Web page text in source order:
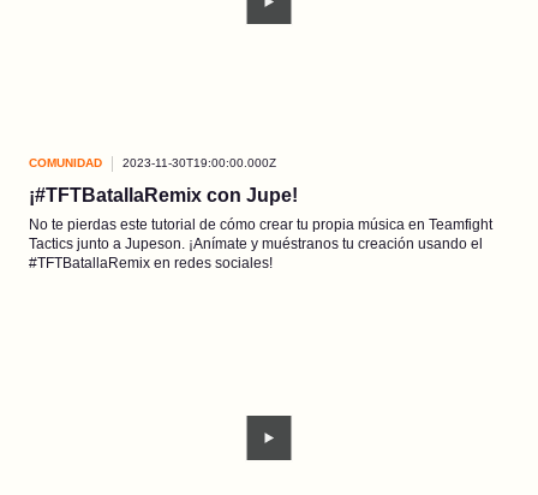
COMUNIDAD 2023-11-30T19:00:00.000Z
¡#TFTBatallaRemix con Jupe!
No te pierdas este tutorial de cómo crear tu propia música en Teamfight
Tactics junto a Jupeson. ¡Anímate y muéstranos tu creación usando el
#TFTBatallaRemix en redes sociales!